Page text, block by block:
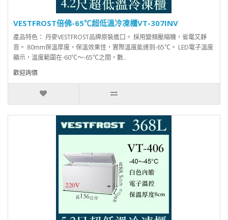
VESTFROST倍佛-65℃超低溫冷凍櫃VT-307INV
產品特色： 丹麥VESTFROST品牌原裝進口。 採用變頻壓縮機，省電又靜
音。 80mm保溫厚度，保溫效果佳，實際溫度能達到-65℃。 LED電子溫度
顯示，溫度範圍在-60℃～-65℃之間，數..
歡迎詢價